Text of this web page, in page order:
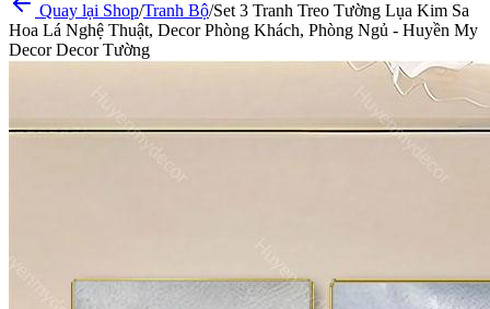
Quay lại Shop/Tranh Bộ/Set 3 Tranh Treo Tường Lụa Kim Sa
Hoa Lá Nghệ Thuật, Decor Phòng Khách, Phòng Ngủ - Huyền My
Decor Decor Tường